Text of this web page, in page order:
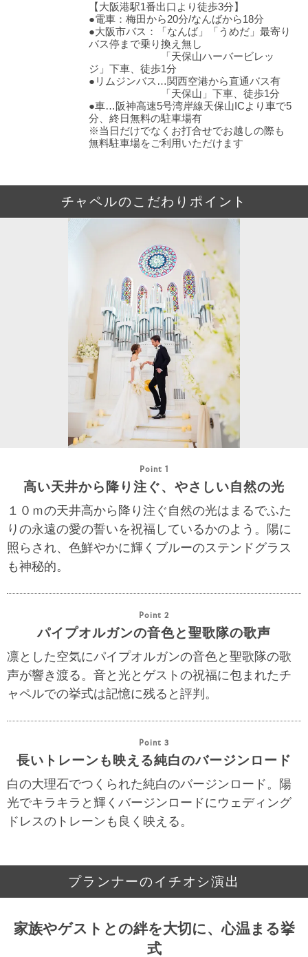
【大阪港駅1番出口より徒歩3分】
●電車：梅田から20分/なんばから18分
●大阪市バス：「なんば」「うめだ」最寄り
バス停まで乗り換え無し
「天保山ハーバービレッ
ジ」下車、徒歩1分
●リムジンバス…関西空港から直通バス有
「天保山」下車、徒歩1分
●車…阪神高速5号湾岸線天保山ICより車で5
分、終日無料の駐車場有
※当日だけでなくお打合せでお越しの際も
無料駐車場をご利用いただけます
チャペルのこだわりポイント
Point 1
高い天井から降り注ぐ、やさしい自然の光
１０ｍの天井高から降り注ぐ自然の光はまるでふた
りの永遠の愛の誓いを祝福しているかのよう。陽に
照らされ、色鮮やかに輝くブルーのステンドグラス
も神秘的。
Point 2
パイプオルガンの音色と聖歌隊の歌声
凛とした空気にパイプオルガンの音色と聖歌隊の歌
声が響き渡る。音と光とゲストの祝福に包まれたチ
ャペルでの挙式は記憶に残ると評判。
Point 3
長いトレーンも映える純白のバージンロード
白の大理石でつくられた純白のバージンロード。陽
光でキラキラと輝くバージンロードにウェディング
ドレスのトレーンも良く映える。
プランナーのイチオシ演出
家族やゲストとの絆を大切に、心温まる挙
式